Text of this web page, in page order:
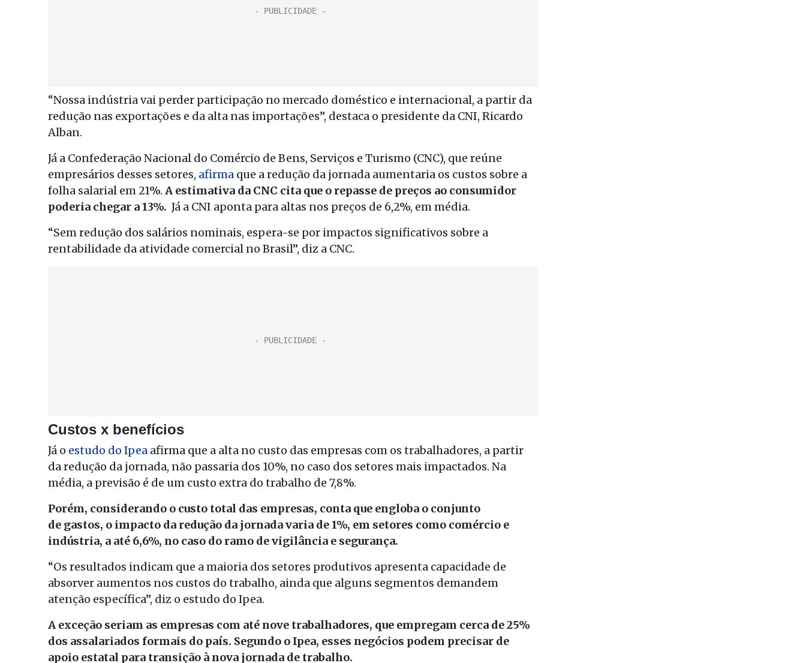
“Nossa indústria vai perder participação no mercado doméstico e internacional, a partir da
redução nas exportações e da alta nas importações”, destaca o presidente da CNI, Ricardo
Alban.
Já a Confederação Nacional do Comércio de Bens, Serviços e Turismo (CNC), que reúne
empresários desses setores, afirma que a redução da jornada aumentaria os custos sobre a
folha salarial em 21%. A estimativa da CNC cita que o repasse de preços ao consumidor
poderia chegar a 13%. Já a CNI aponta para altas nos preços de 6,2%, em média.
“Sem redução dos salários nominais, espera-se por impactos significativos sobre a
rentabilidade da atividade comercial no Brasil”, diz a CNC.
Custos x benefícios
Já o estudo do Ipea afirma que a alta no custo das empresas com os trabalhadores, a partir
da redução da jornada, não passaria dos 10%, no caso dos setores mais impactados. Na
média, a previsão é de um custo extra do trabalho de 7,8%.
Porém, considerando o custo total das empresas, conta que engloba o conjunto
de gastos, o impacto da redução da jornada varia de 1%, em setores como comércio e
indústria, a até 6,6%, no caso do ramo de vigilância e segurança.
“Os resultados indicam que a maioria dos setores produtivos apresenta capacidade de
absorver aumentos nos custos do trabalho, ainda que alguns segmentos demandem
atenção específica”, diz o estudo do Ipea.
A exceção seriam as empresas com até nove trabalhadores, que empregam cerca de 25%
dos assalariados formais do país. Segundo o Ipea, esses negócios podem precisar de
apoio estatal para transição à nova jornada de trabalho.